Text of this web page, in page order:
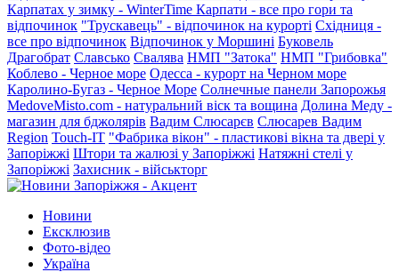
Карпатах у зимку - WinterTime Карпати - все про гори та
відпочинок "Трускавець" - відпочинок на курорті Східниця -
все про відпочинок Відпочинок у Моршині Буковель
Драгобрат Славсько Свалява НМП "Затока" НМП "Грибовка"
Коблево - Черное море Одесса - курорт на Черном море
Каролино-Бугаз - Черное Море Солнечные панели Запорожья
MedoveMisto.com - натуральний віск та вощина Долина Меду -
магазин для бджолярів Вадим Слюсарєв Слюсарев Вадим
Region Touch-IT "Фабрика вікон" - пластикові вікна та двері у
Запоріжжі Штори та жалюзі у Запоріжжі Натяжні стелі у
Запоріжжі Захисник - військторг
Новини
Ексклюзив
Фото-відео
Україна